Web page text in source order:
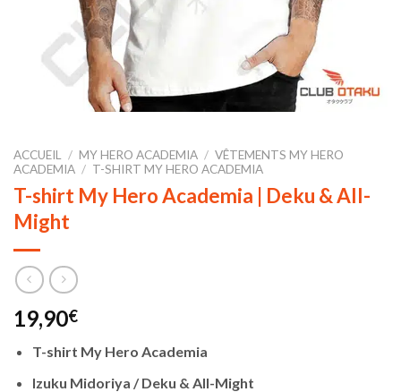
ACCUEIL / MY HERO ACADEMIA / VÊTEMENTS MY HERO
ACADEMIA / T-SHIRT MY HERO ACADEMIA
T-shirt My Hero Academia | Deku & All-
Might
19,90€
T-shirt My Hero Academia
Izuku Midoriya / Deku & All-Might